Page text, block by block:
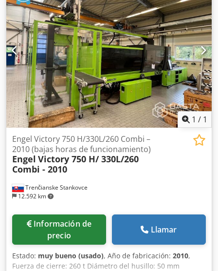
mm Fuerza del expulsor: 39,8 kN Potencia de
accionamiento de la bomba: 15 kW Unidad de inyección 1
Diámetro del husillo: 25 mm Volumen máximo de
dosificación: 59 cm³ Velocidad máxima del husillo: 400 rpm
Rango de inyección: 109 cm³/s Presión específica de
inyección: 2.400 bar Unidad de inyección 2 Diámetro del
husillo: 20 mm Volumen máximo de dosificación: 25 cm³
Velocidad máxima del husillo: 450 rpm Velocidad de
inyección: 104 cm³/s Presión específica de inyección: 2.400
bar Máquina con cinta transportadora. Horas de trabajo:
41.427 h Crsdpfsxyi Rvsx Ahlof Es posible adquirir el robot
lineal Engel VIPER 20 (Z=3320mm)
1 / 1
Trenčianske Stankovce
12.592 km
Engel Victory 750 H/330L/260 Combi –
2010 (bajas horas de funcionamiento)
Engel Victory 750 H/ 330L/260
Combi - 2010
Información de
precio
Llamar
Estado: muy bueno (usado), Año de fabricación: 2010,
Fuerza de cierre: 260 t Diámetro del husillo: 50 mm